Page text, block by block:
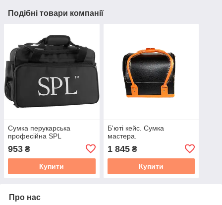
Подібні товари компанії
Сумка перукарська
професійна SPL
953 ₴
Купити
Б'юті кейс. Сумка
мастера.
1 845₴
Купити
Про нас